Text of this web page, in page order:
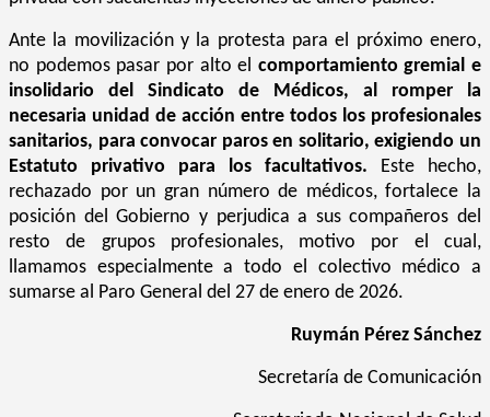
Ante la movilización y la protesta para el próximo enero,
no podemos pasar por alto el comportamiento gremial e
insolidario del Sindicato de Médicos, al romper la
necesaria unidad de acción entre todos los profesionales
sanitarios, para convocar paros en solitario, exigiendo un
Estatuto privativo para los facultativos. Este hecho,
rechazado por un gran número de médicos, fortalece la
posición delGobierno y perjudica a sus compañeros del
resto de grupos profesionales, motivo por el cual,
llamamos especialmente a todo el colectivo médico a
sumarse al Paro General del 27 de enero de 2026.
Ruymán Pérez Sánchez
Secretaría de Comunicación